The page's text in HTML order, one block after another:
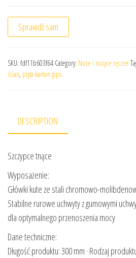
Sprawdź sam
SKU: fdf11b603f64 Category: Noże i nożyce ręczne
ścian, plyta karton gips
DESCRIPTION
Szczypce tnące
Wyposażenie:
Główki kute ze stali chromowo-
Stabilne rurowe uchwyty z gumowymi
dla optymalnego przenoszenia mocy
Dane techniczne:
Długość produktu: 300 mm · Rodzaj